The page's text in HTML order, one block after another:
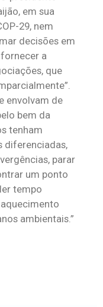
em sua
29, nem
decisões em
a
que
envolvam de
bem da
tenham
diferenciadas,
parar
um ponto
tempo
ambientais.”